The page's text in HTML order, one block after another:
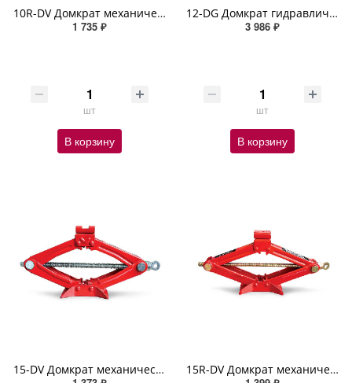
10R-DV Домкрат механический AUTOPROFI винтовой ромбовидный с резин опорной частью 1т высота 350мм
1 735 ₽
шт
В корзину
12-DG Домкрат гидравлический AUTOPROFI, бутылочный, 12 т., высота подъёма 415 мм
3 986 ₽
шт
В корзину
15-DV Домкрат механический AUTOPROFI, винтовой, ромбовидный, 1,5 т., высота подъёма 390 мм
15R-DV Домкрат механический AUTOPROFI винтовой ромбовидн с резин опорной частью 1,5т высота 390мм